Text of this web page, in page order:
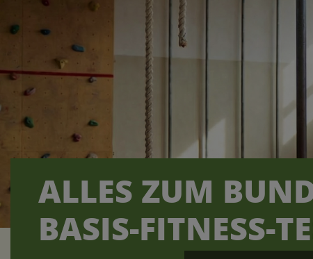
ALLES ZUM
BASIS-FITNESS-